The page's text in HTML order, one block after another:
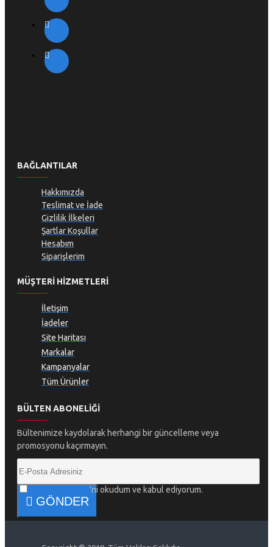
BAĞLANTILAR
Hakkımızda
Teslimat ve İade
Gizlilik İlkeleri
Şartlar Koşullar
Hesabım
Siparişlerim
MÜŞTERI HIZMETLERI
İletişim
İadeler
Site Haritası
Markalar
Kampanyalar
Tüm Ürünler
BÜLTEN ABONELIĞI
Bültenimize kaydolarak herhangi bir güncelleme veya
promosyonu kaçırmayın.
GÖNDER
'ni okudum ve kabul ediyorum.